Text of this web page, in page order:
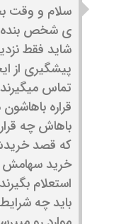
سلام و وقت
ی شخص بنده
شاید فقط
پیشگیری از
تماس
قراره
باهاش چه
که قصد
خرید سهامش
استعلام
باید چه